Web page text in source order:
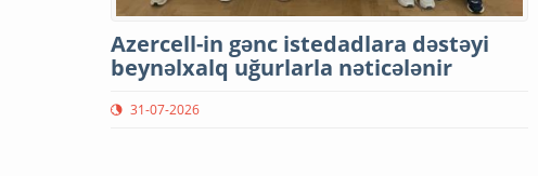
Azercell-in gənc istedadlara dəstəyi
beynəlxalq uğurlarla nəticələnir
31-07-2026